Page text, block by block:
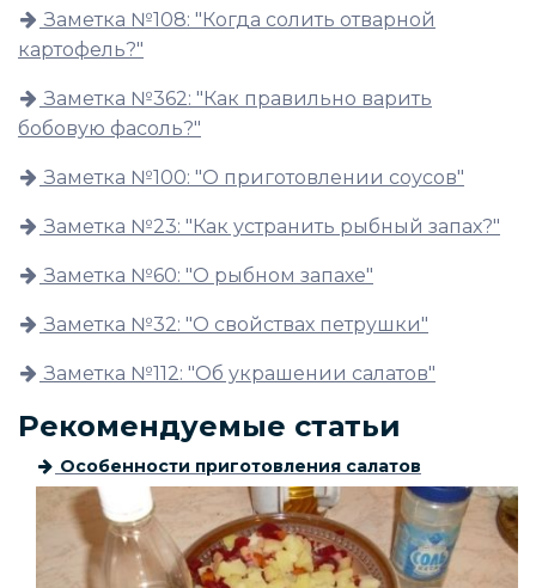
Заметка №108: "Когда солить отварной
картофель?"
Заметка №362: "Как правильно варить
бобовую фасоль?"
Заметка №100: "О приготовлении соусов"
Заметка №23: "Как устранить рыбный запах?"
Заметка №60: "О рыбном запахе"
Заметка №32: "О свойствах петрушки"
Заметка №112: "Об украшении салатов"
Рекомендуемые статьи
Особенности приготовления салатов